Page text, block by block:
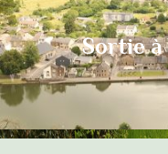
Sortie